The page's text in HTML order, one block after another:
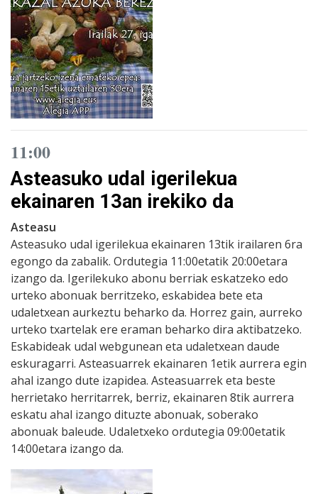
11:00
Asteasuko udal igerilekua
ekainaren 13an irekiko da
Asteasu
Asteasuko udal igerilekua ekainaren 13tik irailaren 6ra
egongo da zabalik. Ordutegia 11:00etatik 20:00etara
izango da. Igerilekuko abonu berriak eskatzeko edo
urteko abonuak berritzeko, eskabidea bete eta
udaletxean aurkeztu beharko da. Horrez gain, aurreko
urteko txartelak ere eraman beharko dira aktibatzeko.
Eskabideak udal webgunean eta udaletxean daude
eskuragarri. Asteasuarrek ekainaren 1etik aurrera egin
ahal izango dute izapidea. Asteasuarrek eta beste
herrietako herritarrek, berriz, ekainaren 8tik aurrera
eskatu ahal izango dituzte abonuak, soberako
abonuak baleude. Udaletxeko ordutegia 09:00etatik
14:00etara izango da.